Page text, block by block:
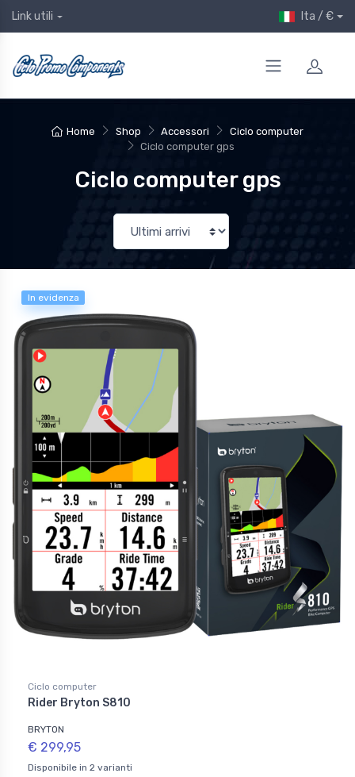
Link utili Ita / €
Home Shop Accessori
Ciclo computer
Ciclo computer gps
Ciclo computer gps
In evidenza
Ciclo computer
Rider Bryton S810
BRYTON
€ 299,95
Disponibile in 2 varianti